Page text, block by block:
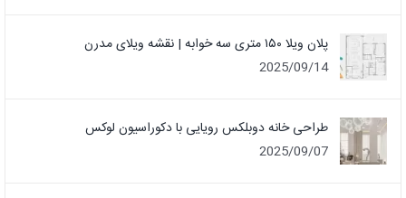
پلان ویلا ۱۵۰ متری سه خوابه | نقشه ویلای مدرن
2025/09/14
طراحی خانه دوبلکس رویایی با دکوراسیون لوکس
2025/09/07